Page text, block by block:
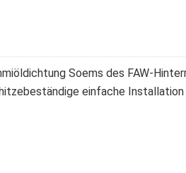
Soems des FAW-
einfache Installation